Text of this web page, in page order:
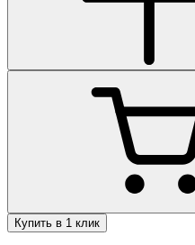
Купить в 1 клик